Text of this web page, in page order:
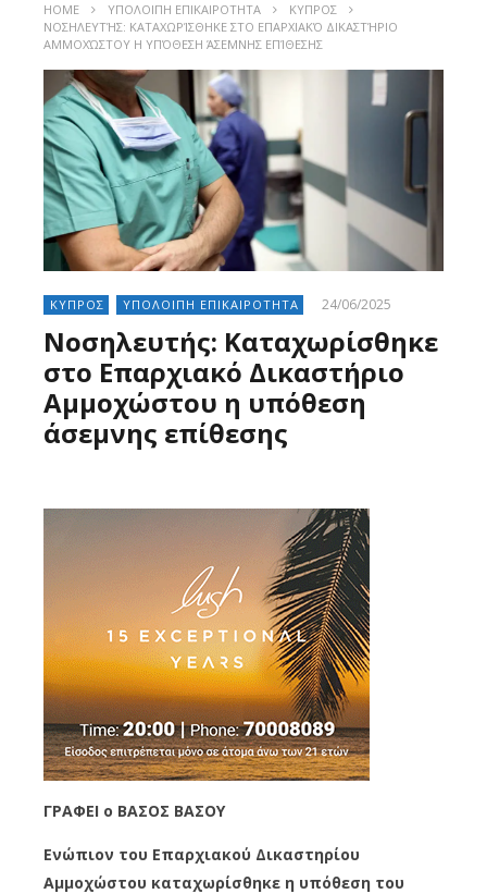
HOME ΥΠΟΛΟΙΠΗ ΕΠΙΚΑΙΡΟΤΗΤΑ
ΚΥΠΡΟΣ
ΝΟΣΗΛΕΥΤΉΣ: ΚΑΤΑΧΩΡΊΣΘΗΚΕ ΣΤΟ ΕΠΑΡΧΙΑΚΌ ΔΙΚΑΣΤΉΡΙΟ
ΑΜΜΟΧΏΣΤΟΥ Η ΥΠΌΘΕΣΗ ΆΣΕΜΝΗΣ ΕΠΊΘΕΣΗΣ
ΚΥΠΡΟΣ ΥΠΟΛΟΙΠΗ ΕΠΙΚΑΙΡΟΤΗΤΑ 24/06/2025
Νοσηλευτής: Καταχωρίσθηκε
στο Επαρχιακό Δικαστήριο
Αμμοχώστου η υπόθεση
άσεμνης επίθεσης
ΓΡΑΦΕΙ o ΒΑΣΟΣ ΒΑΣΟΥ
Ενώπιον του Επαρχιακού Δικαστηρίου
Αμμοχώστου καταχωρίσθηκε η υπόθεση του